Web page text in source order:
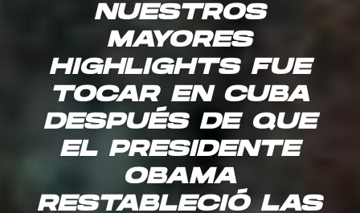
NUESTROS
MAYORES
HIGHLIGHTS FUE
TOCAR EN CUBA
DESPUÉS DE QUE
EL PRESIDENTE
OBAMA
RESTABLECIÓ LAS